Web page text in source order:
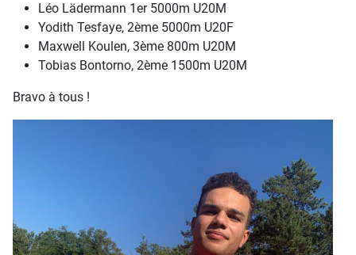
Léo Lädermann 1er 5000m U20M
Yodith Tesfaye, 2ème 5000m U20F
Maxwell Koulen, 3ème 800m U20M
Tobias Bontorno, 2ème 1500m U20M
Bravo à tous !